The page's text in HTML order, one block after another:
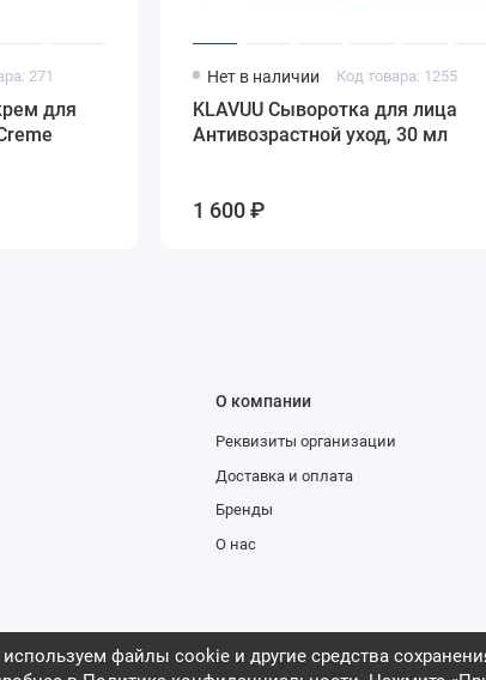
271
для
Нет в наличии Код товара: 1255
KLAVUU Сыворотка для лица
Антивозрастной уход, 30 мл
1 600 ₽
файлы cookie и другие средства
О компании
Реквизиты организации
Доставка и оплата
Бренды
О нас